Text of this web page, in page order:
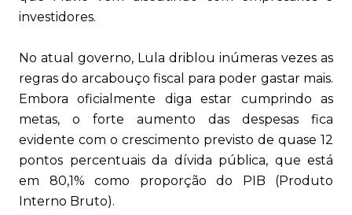
investidores.
No atual governo, Lula driblou inúmeras vezes as
regras do arcabouço fiscal para poder gastar mais.
Embora oficialmente diga estar cumprindo as
metas, o forte aumento das despesas fica
evidente com o crescimento previsto de quase 12
pontos percentuais da dívida pública, que está
em 80,1% como proporção do PIB (Produto
Interno Bruto).